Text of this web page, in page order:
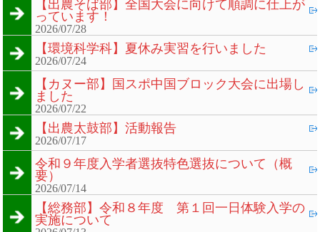
【出農そば部】全国大会に向けて順調に仕上が
っています！
2026/07/28
【環境科学科】夏休み実習を行いました
2026/07/24
【カヌー部】国スポ中国ブロック大会に出場し
ました
2026/07/22
【出農太鼓部】活動報告
2026/07/17
令和９年度入学者選抜特色選抜について（概
要）
2026/07/14
【総務部】令和８年度 第１回一日体験入学の
実施について